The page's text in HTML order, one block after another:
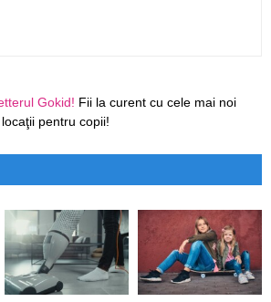
Gokid! Fii la curent cu cele mai noi
pentru copii!